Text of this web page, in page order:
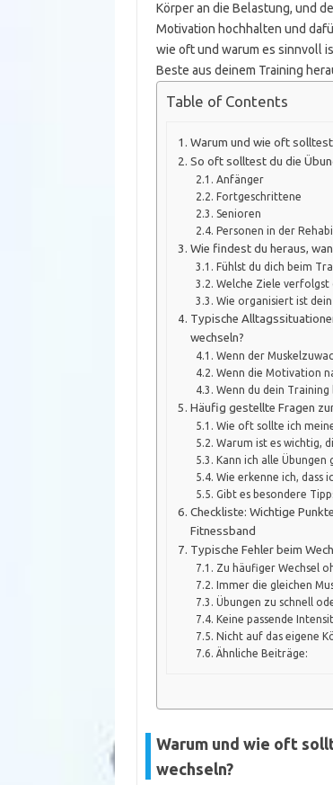
Körper an die Belastung, und
Motivation hochhalten und
wie oft und warum es sinnvoll
Beste aus deinem Training
Table of Contents
Warum und wie oft
So oft solltest du die
Anfänger
Fortgeschrittene
Senioren
Personen in der
Wie findest du heraus,
Fühlst du dich beim
Welche Ziele verfolgst
Wie organisiert ist
Typische
wechseln?
Wenn der
Wenn die Motivation
Wenn du dein
Häufig gestellte Fragen
Wie oft sollte ich
Warum ist es wichtig,
Kann ich alle
Wie erkenne ich, dass
Gibt es besondere
Checkliste: Wichtige
Fitnessband
Typische Fehler beim
Zu häufiger Wechsel
Immer die gleichen
Übungen zu schnell
Keine passende
Nicht auf das eigene
Ähnliche Beiträge:
Warum und wie oft
wechseln?